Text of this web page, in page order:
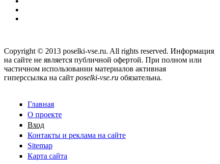
Copyright © 2013 poselki-vse.ru. All rights reserved. Информация
на сайте не является публичной офертой. При полном или
частичном использовании материалов активная
гиперссылка на сайт poselki-vse.ru​ обязательна.
Главная
О проекте
Вход
Контакты и реклама на сайте
Sitemap
Карта сайта